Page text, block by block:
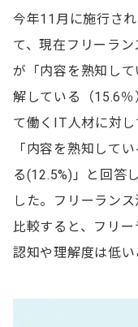
今年11月に施行さ
て、現在フリーラ
が「内容を熟知し
解している（15.6
て働くIT人材に対し
「内容を熟知して
る(12.5%)」と回答
した。フリーラン
比較すると、フリ
認知や理解度は低い